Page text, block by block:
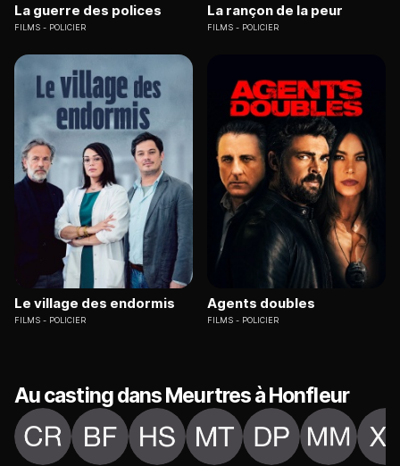
La guerre des polices
FILMS POLICIER
La rançon de la peur
FILMS POLICIER
Le village des endormis
FILMS POLICIER
Agents doubles
FILMS POLICIER
Au casting dans Meurtres à Honfleur